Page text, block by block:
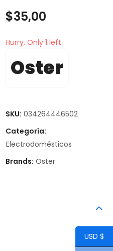
$35,00
Hurry, Only 1 left.
Oster
SKU: 034264446502
Categoría:
Electrodomésticos
Brands: Oster
USD $